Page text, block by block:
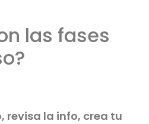
las fases
revisa la info, crea tu